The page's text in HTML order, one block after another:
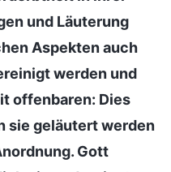
und Läuterung
Aspekten auch
werden und
offenbaren: Dies
sie geläutert werden
Gott